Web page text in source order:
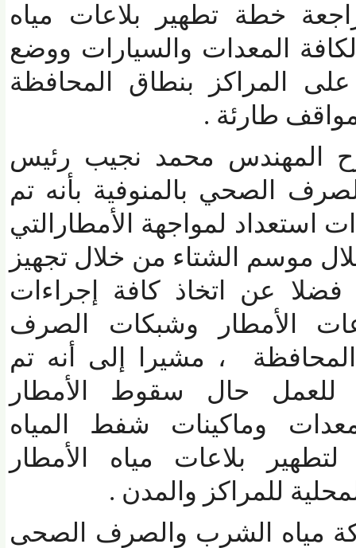
خطة تطهير بلاعات مياه
المعدات والسيارات ووضع
المراكز بنطاق المحافظة
طارئة .
المهندس محمد نجيب رئيس
الصحي بالمنوفية بأنه تم
استعداد لمواجهة الأمطارالتي
موسم الشتاء من خلال تجهيز
عن اتخاذ كافة إجراءات
الأمطار وشبكات الصرف
، مشيرا إلى أنه تم
حال سقوط الأمطار
وماكينات شفط المياه
بلاعات مياه الأمطار
للمراكز والمدن .
مياه الشرب والصرف الصحى